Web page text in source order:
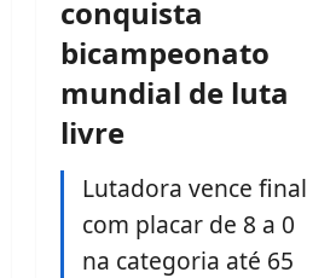
conquista
bicampeonato
mundial de luta
livre
Lutadora vence final
com placar de 8 a 0
na categoria até 65